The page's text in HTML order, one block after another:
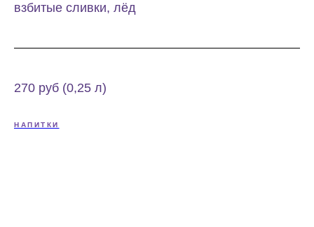
взбитые сливки, лёд
270 руб (0,25 л)
НАПИТКИ